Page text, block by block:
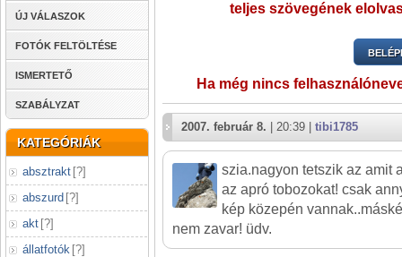
ÚJ VÁLASZOK
FOTÓK FELTÖLTÉSE
ISMERTETŐ
SZABÁLYZAT
KATEGÓRIÁK
absztrakt [?]
abszurd [?]
akt [?]
állatfotók [?]
teljes szövegének
Ha még nincs
2007. február 8. | 20:39 | tibi1785
szia.nagyon tetszik az amit
az apró tobozokat! csak
kép közepén
nem zavar! üdv.